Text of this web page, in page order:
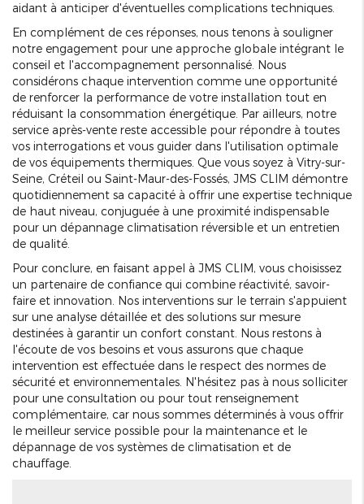
aidant à anticiper d'éventuelles complications techniques.
En complément de ces réponses, nous tenons à souligner
notre engagement pour une approche globale intégrant le
conseil et l'accompagnement personnalisé. Nous
considérons chaque intervention comme une opportunité
de renforcer la performance de votre installation tout en
réduisant la consommation énergétique. Par ailleurs, notre
service après-vente reste accessible pour répondre à toutes
vos interrogations et vous guider dans l'utilisation optimale
de vos équipements thermiques. Que vous soyez à Vitry-sur-
Seine, Créteil ou Saint-Maur-des-Fossés, JMS CLIM démontre
quotidiennement sa capacité à offrir une expertise technique
de haut niveau, conjuguée à une proximité indispensable
pour un dépannage climatisation réversible et un entretien
de qualité.
Pour conclure, en faisant appel à JMS CLIM, vous choisissez
un partenaire de confiance qui combine réactivité, savoir-
faire et innovation. Nos interventions sur le terrain s'appuient
sur une analyse détaillée et des solutions sur mesure
destinées à garantir un confort constant. Nous restons à
l'écoute de vos besoins et vous assurons que chaque
intervention est effectuée dans le respect des normes de
sécurité et environnementales. N'hésitez pas à nous solliciter
pour une consultation ou pour tout renseignement
complémentaire, car nous sommes déterminés à vous offrir
le meilleur service possible pour la maintenance et le
dépannage de vos systèmes de climatisation et de
chauffage.